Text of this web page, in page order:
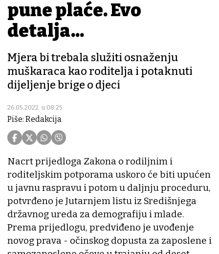
pune plaće. Evo
detalja...
Mjera bi trebala služiti osnaženju
muškaraca kao roditelja i potaknuti
dijeljenje brige o djeci
26.05.2022. u 08:25
Piše: Redakcija
Nacrt prijedloga Zakona o rodiljnim i
roditeljskim potporama uskoro će biti upućen
u javnu raspravu i potom u daljnju proceduru,
potvrđeno je Jutarnjem listu iz Središnjega
državnog ureda za demografiju i mlade.
Prema prijedlogu, predviđeno je uvođenje
novog prava - očinskog dopusta za zaposlene i